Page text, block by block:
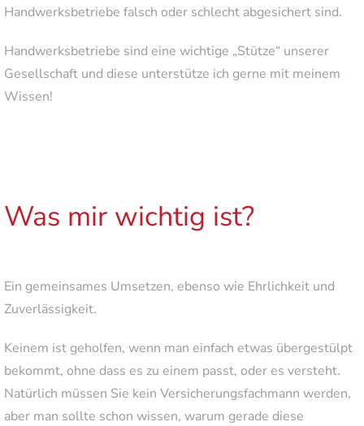
Handwerksbetriebe falsch oder schlecht abgesichert sind.
Handwerksbetriebe sind eine wichtige „Stütze“ unserer
Gesellschaft und diese unterstütze ich gerne mit meinem
Wissen!
Was mir wichtig ist?
Ein gemeinsames Umsetzen, ebenso wie Ehrlichkeit und
Zuverlässigkeit.
Keinem ist geholfen, wenn man einfach etwas übergestülpt
bekommt, ohne dass es zu einem passt, oder es versteht.
Natürlich müssen Sie kein Versicherungsfachmann werden,
aber man sollte schon wissen, warum gerade diese